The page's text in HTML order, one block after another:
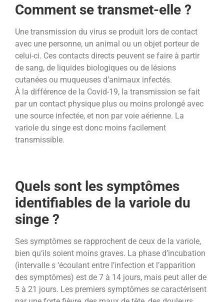
Comment se transmet-elle ?
Une transmission du virus se produit lors de contact
avec une personne, un animal ou un objet porteur de
celui-ci. Ces contacts directs peuvent se faire à partir
de sang, de liquides biologiques ou de lésions
cutanées ou muqueuses d’animaux infectés.
À la différence de la Covid-19, la transmission se fait
par un contact physique plus ou moins prolongé avec
une source infectée, et non par voie aérienne. La
variole du singe est donc moins facilement
transmissible.
Quels sont les symptômes
identifiables de la variole du
singe ?
Ses symptômes se rapprochent de ceux de la variole,
bien qu’ils soient moins graves. La phase d’incubation
(intervalle s ‘écoulant entre l’infection et l’apparition
des symptômes) est de 7 à 14 jours, mais peut aller de
5 à 21 jours. Les premiers symptômes se caractérisent